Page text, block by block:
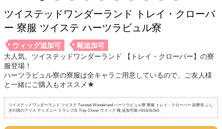
ツイステッドワンダーランド トレイ・クローバ
ー 寮服 ツイステ ハーツラビュル寮
ウィッグ追加可
靴追加可
大人気、ツイステッドワンダーランド 【トレイ・クローバー】の寮
服登場！
ハーツラビュル寮の寮服は全キャラご用意しているので、ご友人様
と一緒にご購入もオススメ★
ツイステッドワンダーランド ツイステ Twisted-Wonderland ハーツラビュル寮 寮服 トレイ・クローバー 副寮長 ふし
ぎの国のアリス ディズニー トランプ兵 Trey Clover ウイッグ 靴 追加可能 ri013c0c0x0